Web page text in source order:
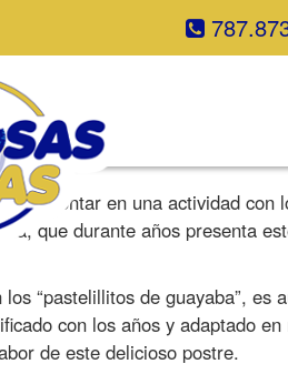
no contar en una actividad con
que durante años presenta
“pastelillitos de guayaba”, es
con los años y adaptado
de este delicioso postre.